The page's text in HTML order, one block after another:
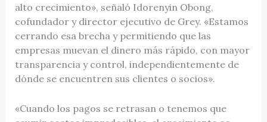
alto crecimiento», señaló Idorenyin Obong,
cofundador y director ejecutivo de Grey. «Estamos
cerrando esa brecha y permitiendo que las
empresas muevan el dinero más rápido, con mayor
transparencia y control, independientemente de
dónde se encuentren sus clientes o socios».
«Cuando los pagos se retrasan o tenemos que